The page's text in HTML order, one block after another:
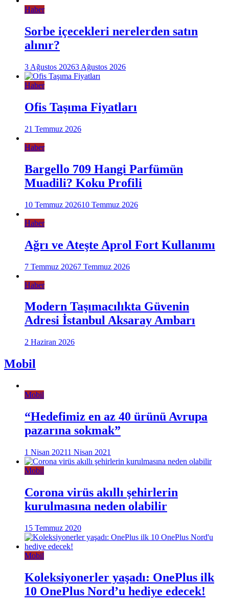
Haber
Sorbe içecekleri nerelerden satın
alınır?
3 Ağustos 20263 Ağustos 2026
Haber
Ofis Taşıma Fiyatları
21 Temmuz 2026
Haber
Bargello 709 Hangi Parfümün
Muadili? Koku Profili
10 Temmuz 202610 Temmuz 2026
Haber
Ağrı ve Ateşte Aprol Fort Kullanımı
7 Temmuz 20267 Temmuz 2026
Haber
Modern Taşımacılıkta Güvenin
Adresi İstanbul Aksaray Ambarı
2 Haziran 2026
Mobil
Mobil
“Hedefimiz en az 40 ürünü Avrupa
pazarına sokmak”
1 Nisan 20211 Nisan 2021
Mobil
Corona virüs akıllı şehirlerin
kurulmasına neden olabilir
15 Temmuz 2020
Mobil
Koleksiyonerler yaşadı: OnePlus ilk
10 OnePlus Nord’u hediye edecek!